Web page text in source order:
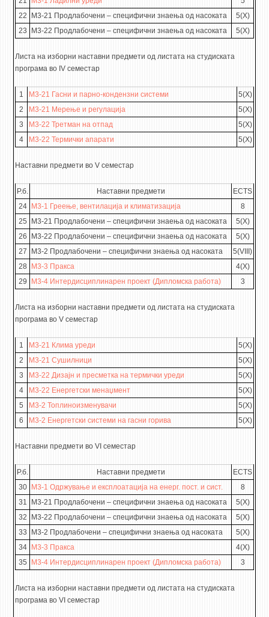
22
М3-21 Продлабочени – специфични знаења од насоката
5(X)
23
М3-22 Продлабочени – специфични знаења од насоката 5(X)
Листа на изборни наставни предмети од листата на студиската
програма во IV семестар
1 М3-21 Гасни и парно-кондензни системи
5(X)
2
М3-21 Мерење и регулација
5(X)
3
М3-22 Третман на отпад
5(X)
4
М3-22 Термички апарати 5(X)
Наставни предмети во V семестар
Р.б. Наставни предмети
ECTS
24
М3-1 Греење, вентилација и климатизација
8
25
М3-21 Продлабочени – специфични знаења од насоката
5(X)
26
М3-22 Продлабочени – специфични знаења од насоката
5(X)
27
М3-2 Продлабочени – специфични знаења од насоката
5(VIII)
28
М3-3 Пракса
4(X)
29
М3-4 Интердисциплинарен проект (Дипломска работа) 3
Листа на изборни наставни предмети од листата на студиската
програма во V семестар
1 М3-21 Клима уреди
5(X)
2
М3-21 Сушилници
5(X)
3
М3-22 Дизајн и пресметка на термички уреди
5(X)
4
М3-22 Енергетски менаџмент
5(X)
5
М3-2 Топлиноизменувачи
5(X)
6
М3-2 Енергетски системи на гасни горива 5(X)
Наставни предмети во VI семестар
Р.б. Наставни предмети
ECTS
30
М3-1 Одржување и експлоатација на енерг. пост. и сист.
8
31
М3-21 Продлабочени – специфични знаења од насоката
5(X)
32
М3-22 Продлабочени – специфични знаења од насоката
5(X)
33
М3-2 Продлабочени – специфични знаења од насоката
5(X)
34
М3-3 Пракса
4(X)
35
М3-4 Интердисциплинарен проект (Дипломска работа) 3
Листа на изборни наставни предмети од листата на студиската
програма во VI семестар